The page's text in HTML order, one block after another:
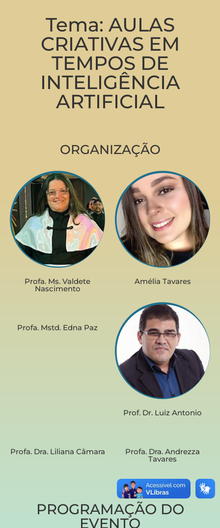
Tema: AULAS
CRIATIVAS EM
TEMPOS DE
INTELIGÊNCIA
ARTIFICIAL
ORGANIZAÇÃO
Profa. Ms. Valdete
Nascimento
Amélia Tavares
Profa. Mstd. Edna Paz
Prof. Dr. Luiz Antonio
Profa. Dra. Liliana Câmara Profa. Dra. Andrezza
Tavares
PROGRAMAÇÃO DO
EVENTO